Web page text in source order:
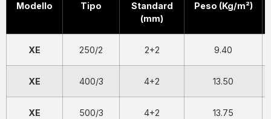
Modello Tipo
Standard
(mm)
Peso (Kg/m²)
XE 250/2 2+2 9.40
XE 400/3 4+2 13.50
XE 500/3 4+2 13.75